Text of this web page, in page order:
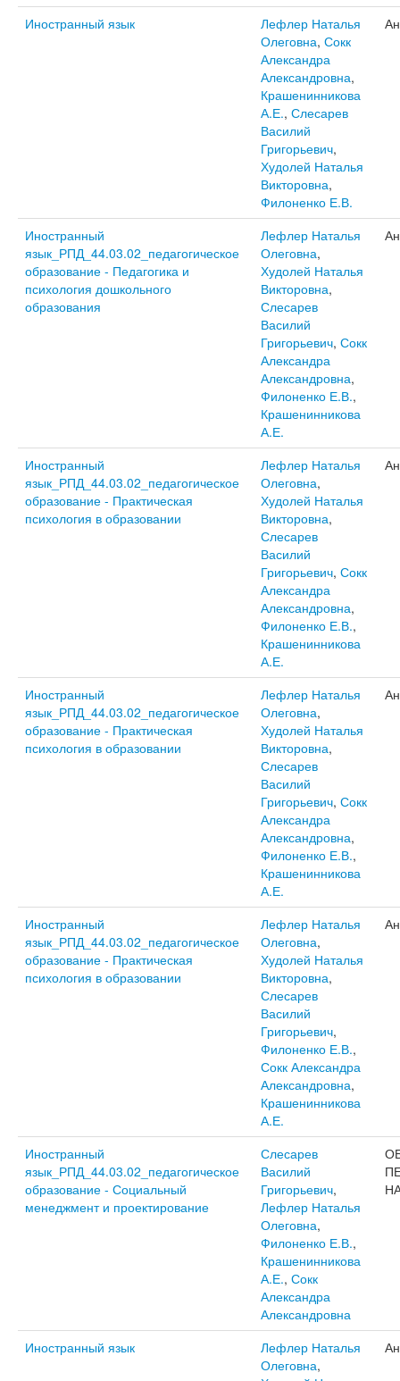
Иностранный язык
Лефлер Наталья
Олеговна, Сокк
Александра
Александровна,
Крашенинникова
А.Е., Слесарев
Василий
Григорьевич,
Худолей Наталья
Викторовна,
Филоненко Е.В.
Иностранный
язык_РПД_44.03.02_педагогическое
образование - Педагогика и
психология дошкольного
образования
Лефлер Наталья
Олеговна,
Худолей Наталья
Викторовна,
Слесарев
Василий
Григорьевич, Сокк
Александра
Александровна,
Филоненко Е.В.,
Крашенинникова
А.Е.
Иностранный
язык_РПД_44.03.02_педагогическое
образование - Практическая
психология в образовании
Лефлер Наталья
Олеговна,
Худолей Наталья
Викторовна,
Слесарев
Василий
Григорьевич, Сокк
Александра
Александровна,
Филоненко Е.В.,
Крашенинникова
А.Е.
Иностранный
язык_РПД_44.03.02_педагогическое
образование - Практическая
психология в образовании
Лефлер Наталья
Олеговна,
Худолей Наталья
Викторовна,
Слесарев
Василий
Григорьевич, Сокк
Александра
Александровна,
Филоненко Е.В.,
Крашенинникова
А.Е.
Иностранный
язык_РПД_44.03.02_педагогическое
образование - Практическая
психология в образовании
Лефлер Наталья
Олеговна,
Худолей Наталья
Викторовна,
Слесарев
Василий
Григорьевич,
Филоненко Е.В.,
Сокк Александра
Александровна,
Крашенинникова
А.Е.
Иностранный
язык_РПД_44.03.02_педагогическое
образование - Социальный
менеджмент и проектирование
Слесарев
Василий
Григорьевич,
Лефлер Наталья
Олеговна,
Филоненко Е.В.,
Крашенинникова
А.Е., Сокк
Александра
Александровна
Иностранный язык
Лефлер Наталья
Олеговна,